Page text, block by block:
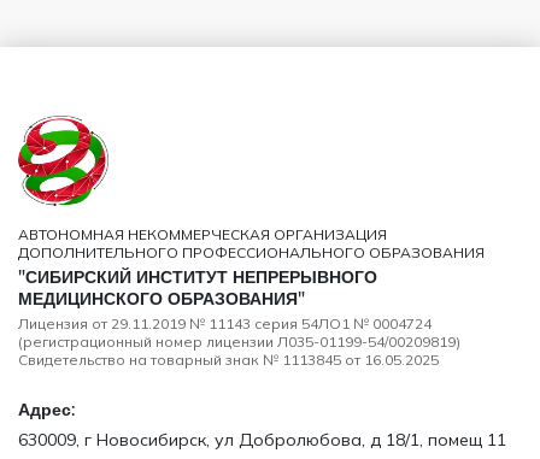
АВТОНОМНАЯ НЕКОММЕРЧЕСКАЯ ОРГАНИЗАЦИЯ
ДОПОЛНИТЕЛЬНОГО ПРОФЕССИОНАЛЬНОГО ОБРАЗОВАНИЯ
"СИБИРСКИЙ ИНСТИТУТ НЕПРЕРЫВНОГО
МЕДИЦИНСКОГО ОБРАЗОВАНИЯ"
Лицензия от 29.11.2019 № 11143 серия 54ЛО1 № 0004724
(регистрационный номер лицензии Л035-01199-54/00209819)
Свидетельство на товарный знак № 1113845 от 16.05.2025
Адрес:
630009, г Новосибирск, ул Добролюбова, д 18/1, помещ 11